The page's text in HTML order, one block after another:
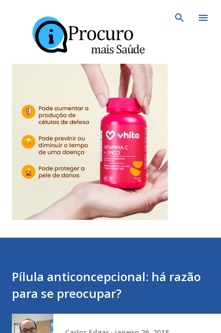
Pílula anticoncepcional: há razão
para se preocupar?